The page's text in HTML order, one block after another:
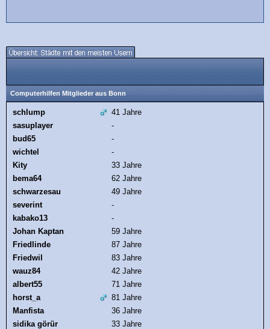
Computerhilfen Mitglieder aus Bonn
schlump
41 Jahre
sasuplayer
-
bud65
-
wichtel
-
Kity
33 Jahre
bema64
62 Jahre
schwarzesau
49 Jahre
severint
-
kabako13
-
Johan Kaptan
59 Jahre
Friedlinde
87 Jahre
Friedwil
83 Jahre
wauz84
42 Jahre
albert55
71 Jahre
horst_a
81 Jahre
Manfista
36 Jahre
sidika görür
33 Jahre